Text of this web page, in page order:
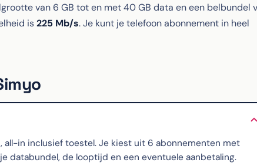
van 6 GB tot en met 40 GB data en een belbundel
is225 Mb/s. Je kunt je telefoon abonnement in heel
in inclusief toestel. Je kiest uit 6 abonnementen met
databundel, de looptijd en een eventuele aanbetaling.